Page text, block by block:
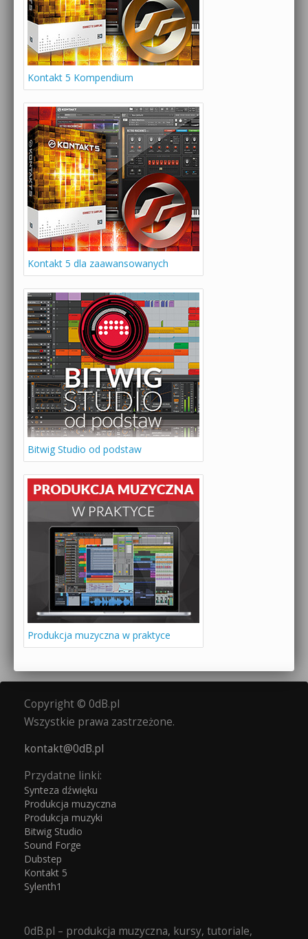
Kontakt 5 Kompendium
Kontakt 5 dla zaawansowanych
Bitwig Studio od podstaw
Produkcja muzyczna w praktyce
Copyright © 0dB.pl
Wszystkie prawa zastrzeżone.
kontakt@0dB.pl
Przydatne linki:
Synteza dźwięku
Produkcja muzyczna
Produkcja muzyki
Bitwig Studio
Sound Forge
Dubstep
Kontakt 5
Sylenth1
0dB.pl – produkcja muzyczna, kursy, tutoriale,